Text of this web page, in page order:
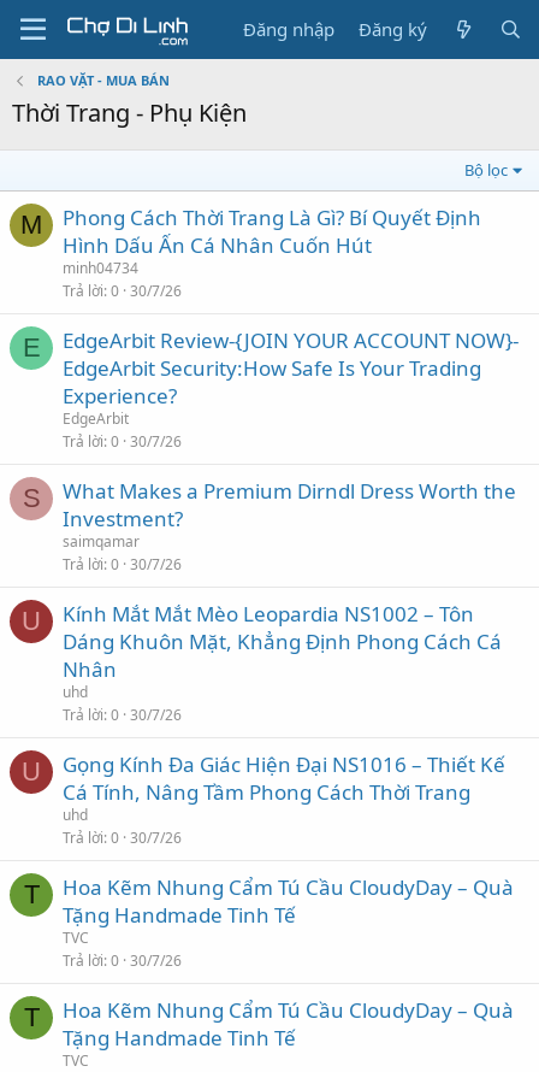
Đăng nhập Đăng ký
RAO VẶT - MUA BÁN
Thời Trang - Phụ Kiện
Bộ lọc
M
Phong Cách Thời Trang Là Gì? Bí Quyết Định
Hình Dấu Ấn Cá Nhân Cuốn Hút
minh04734
Trả lời 0 30/7/26
E
EdgeArbit Review-{JOIN YOUR ACCOUNT NOW}-
EdgeArbit Security:How Safe Is Your Trading
Experience?
EdgeArbit
Trả lời 0 30/7/26
S
What Makes a Premium Dirndl Dress Worth the
Investment?
saimqamar
Trả lời 0 30/7/26
U
Kính Mắt Mắt Mèo Leopardia NS1002 – Tôn
Dáng Khuôn Mặt, Khẳng Định Phong Cách Cá
Nhân
uhd
Trả lời 0 30/7/26
U
Gọng Kính Đa Giác Hiện Đại NS1016 – Thiết Kế
Cá Tính, Nâng Tầm Phong Cách Thời Trang
uhd
Trả lời 0 30/7/26
T
Hoa Kẽm Nhung Cẩm Tú Cầu CloudyDay – Quà
Tặng Handmade Tinh Tế
TVC
Trả lời 0 30/7/26
T
Hoa Kẽm Nhung Cẩm Tú Cầu CloudyDay – Quà
Tặng Handmade Tinh Tế
TVC